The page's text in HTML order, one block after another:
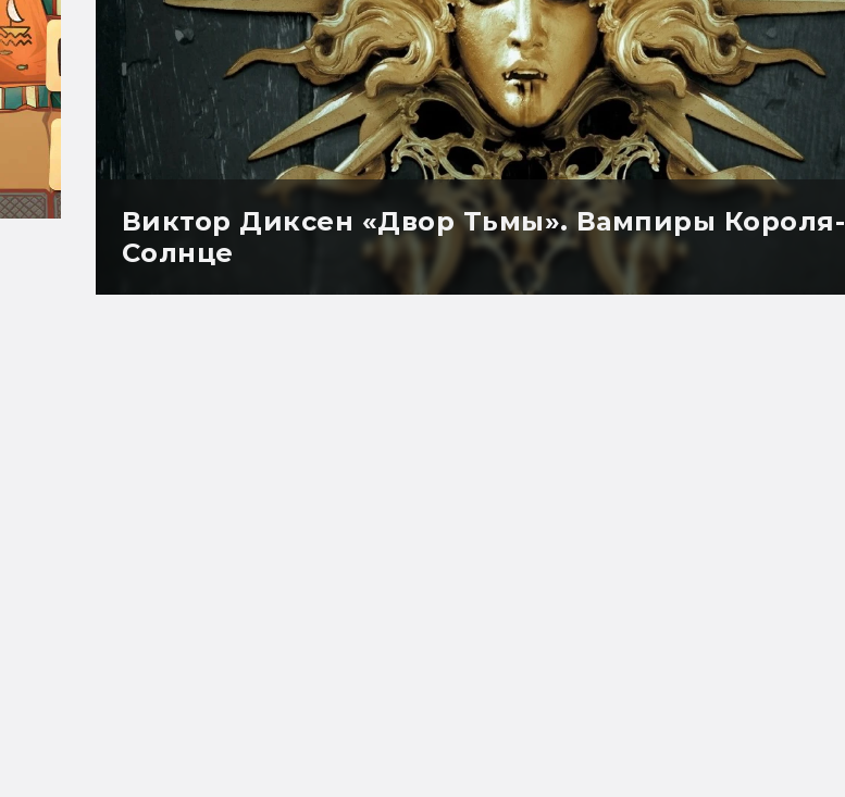
Виктор Диксен «Двор Тьмы». Вампиры Короля-
Солнце